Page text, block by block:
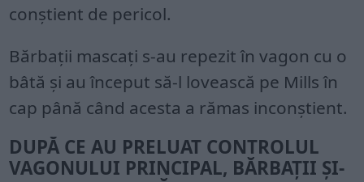
conștient de pericol.
Bărbații mascați s-au repezit în vagon cu o
bâtă și au început să-l lovească pe Mills în
cap până când acesta a rămas inconștient.
DUPĂ CE AU PRELUAT CONTROLUL
VAGONULUI PRINCIPAL, BĂRBAȚII ȘI-